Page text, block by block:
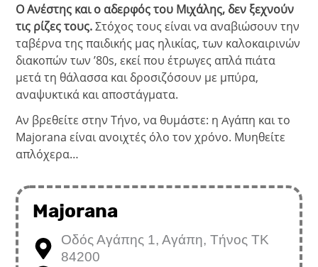
Ο Ανέστης και ο αδερφός του Μιχάλης, δεν ξεχνούν
τις ρίζες τους.Στόχος τους είναι να αναβιώσουν την
ταβέρνα της παιδικής μας ηλικίας, των καλοκαιρινών
διακοπών των ’80s, εκεί που έτρωγες απλά πιάτα
μετά τη θάλασσα και δροσιζόσουν με μπύρα,
αναψυκτικά και αποστάγματα.
Αν βρεθείτε στην Τήνο, να θυμάστε: η Αγάπη και το
Majorana είναι ανοιχτές όλο τον χρόνο. Μυηθείτε
απλόχερα…
Majorana
Οδός Αγάπης 1, Αγάπη, Τήνος ΤΚ
84200